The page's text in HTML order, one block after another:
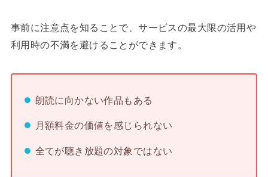
事前に注意点を知ることで、サービスの最大限の活用や
利用時の不満を避けることができます。
朗読に向かない作品もある
月額料金の価値を感じられない
全てが聴き放題の対象ではない